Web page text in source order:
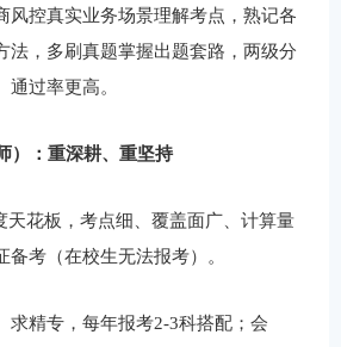
风控真实业务场景理解考点，熟记各
法，多刷真题掌握出题套路，两级分
过率更高。
）：重深耕、重坚持
天花板，考点细、覆盖面广、计算量
备考（在校生无法报考）。
求精专，每年报考2-3科搭配；会